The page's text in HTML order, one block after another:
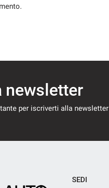
newsletter
per iscriverti alla
SEDI